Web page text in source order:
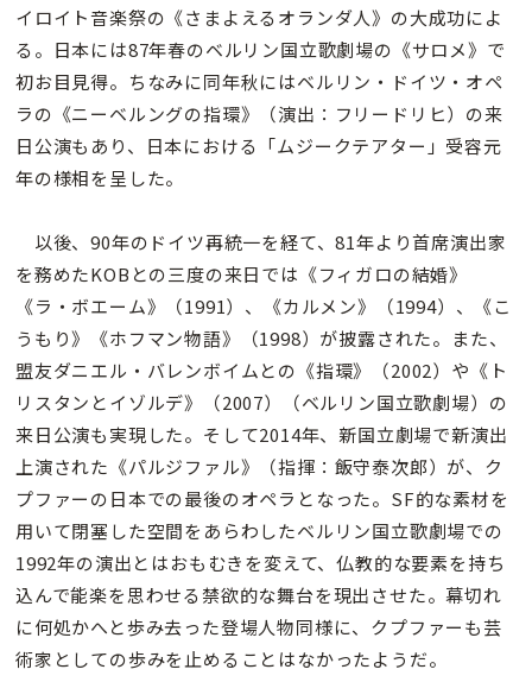
イロイト音楽祭の《さまよえるオランダ人》の大成功によ
る。日本には87年春のベルリン国立歌劇場の《サロメ》で
初お目見得。ちなみに同年秋にはベルリン・ドイツ・オペ
ラの《ニーベルングの指環》（演出：フリードリヒ）の来
日公演もあり、日本における「ムジークテアター」受容元
年の様相を呈した。
以後、90年のドイツ再統一を経て、81年より首席演出家
を務めたKOBとの三度の来日では《フィガロの結婚》
《ラ・ボエーム》（1991）、《カルメン》（1994）、《こ
うもり》《ホフマン物語》（1998）が披露された。また、
盟友ダニエル・バレンボイムとの《指環》（2002）や《ト
リスタンとイゾルデ》（2007）（ベルリン国立歌劇場）の
来日公演も実現した。そして2014年、新国立劇場で新演出
上演された《パルジファル》（指揮：飯守泰次郎）が、ク
プファーの日本での最後のオペラとなった。SF的な素材を
用いて閉塞した空間をあらわしたベルリン国立歌劇場での
1992年の演出とはおもむきを変えて、仏教的な要素を持ち
込んで能楽を思わせる禁欲的な舞台を現出させた。幕切れ
に何処かへと歩み去った登場人物同様に、クプファーも芸
術家としての歩みを止めることはなかったようだ。